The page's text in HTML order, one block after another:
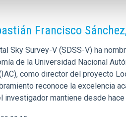
Francisco
Sky Survey-V (SDSS-V) ha
de la Universidad Nacional
como director del proyecto
reconoce la excelencia
investigador mantiene desde